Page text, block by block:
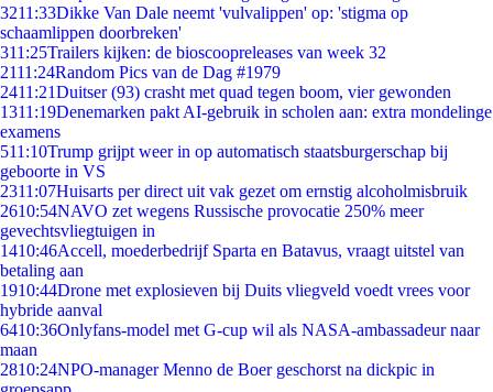
3211:33Dikke Van Dale neemt 'vulvalippen' op: 'stigma op
schaamlippen doorbreken'
311:25Trailers kijken: de bioscoopreleases van week 32
2111:24Random Pics van de Dag #1979
2411:21Duitser (93) crasht met quad tegen boom, vier gewonden
1311:19Denemarken pakt AI-gebruik in scholen aan: extra mondelinge
examens
511:10Trump grijpt weer in op automatisch staatsburgerschap bij
geboorte in VS
2311:07Huisarts per direct uit vak gezet om ernstig alcoholmisbruik
2610:54NAVO zet wegens Russische provocatie 250% meer
gevechtsvliegtuigen in
1410:46Accell, moederbedrijf Sparta en Batavus, vraagt uitstel van
betaling aan
1910:44Drone met explosieven bij Duits vliegveld voedt vrees voor
hybride aanval
6410:36Onlyfans-model met G-cup wil als NASA-ambassadeur naar
maan
2810:24NPO-manager Menno de Boer geschorst na dickpic in